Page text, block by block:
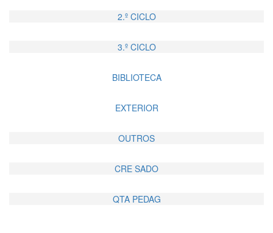
2.º CICLO
3.º CICLO
BIBLIOTECA
EXTERIOR
OUTROS
CRE SADO
QTA PEDAG